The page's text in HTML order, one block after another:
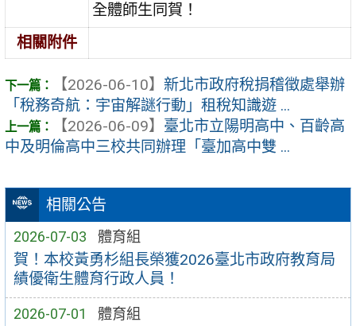
相關公告
2026-07-03 體育組
賀！本校黃勇杉組長榮獲2026臺北市政府教育局
績優衛生體育行政人員！
2026-07-01 體育組
全體師生同賀！
相關附件
【2026-06-10】 新北市政府稅捐稽徵處舉辦
「稅務奇航：宇宙解謎行動」租稅知識遊 ...
【2026-06-09】 臺北市立陽明高中、百齡高
中及明倫高中三校共同辦理「臺加高中雙 ...